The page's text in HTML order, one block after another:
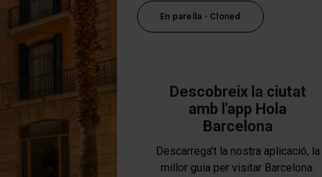
En parella - Cloned
Descobreix la ciutat
amb l'app Hola
Barcelona
Descarrega’t la nostra aplicació, la
millor guia per visitar Barcelona: